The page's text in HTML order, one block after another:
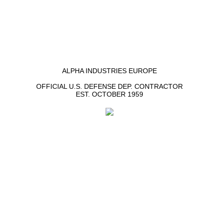
ALPHA INDUSTRIES EUROPE
OFFICIAL U.S. DEFENSE DEP. CONTRACTOR
EST. OCTOBER 1959